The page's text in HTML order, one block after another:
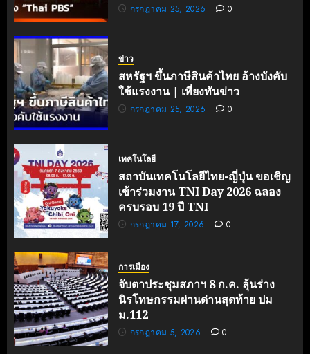
0 กรกฎาคม 25, 2026 0
ข่าว
สหรัฐฯ ขึ้นภาษีสินค้าไทย อ้างบังคับ
ใช้แรงงาน | เที่ยงทันข่าว
กรกฎาคม 25, 2026 0
เทคโนโลยี
สถาบันเทคโนโลยีไทย-ญี่ปุ่น ขอเชิญ
เข้าร่วมงาน TNI Day 2026 ฉลอง
ครบรอบ 19 ปี TNI
กรกฎาคม 17, 2026 0
การเมือง
จับตาประชุมสภาฯ 8 ก.ค. ลุ้นร่าง
นิรโทษกรรมผ่านด่านสุดท้าย ปม
ม.112
กรกฎาคม 5, 2026 0